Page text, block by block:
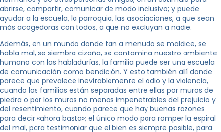
abrirse, compartir, comunicar de modo inclusivo; y puede
ayudar a la escuela, la parroquia, las asociaciones, a que sean
más acogedoras con todos, a que no excluyan a nadie.
Además, en un mundo donde tan a menudo se maldice, se
habla mal, se siembra cizaña, se contamina nuestro ambiente
humano con las habladurías, la familia puede ser una escuela
de comunicación como bendición. Y esto también allí donde
parece que prevalece inevitablemente el odio y la violencia,
cuando las familias están separadas entre ellas por muros de
piedra o por los muros no menos impenetrables del prejuicio y
del resentimiento, cuando parece que hay buenas razones
para decir «ahora basta»; el único modo para romper la espiral
del mal, para testimoniar que el bien es siempre posible, para